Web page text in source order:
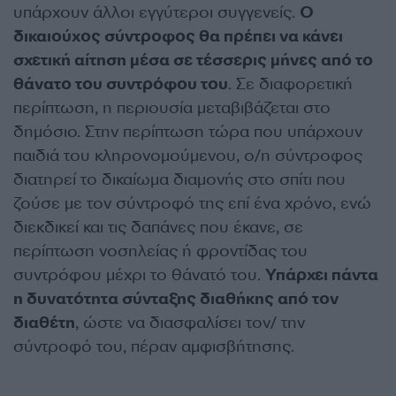
υπάρχουν άλλοι εγγύτεροι συγγενείς. Ο
δικαιούχος σύντροφος θα πρέπει να κάνει
σχετική αίτηση μέσα σε τέσσερις μήνες από το
θάνατο του συντρόφου του. Σε διαφορετική
περίπτωση, η περιουσία μεταβιβάζεται στο
δημόσιο. Στην περίπτωση τώρα που υπάρχουν
παιδιά του κληρονομούμενου, ο/η σύντροφος
διατηρεί το δικαίωμα διαμονής στο σπίτι που
ζούσε με τον σύντροφό της επί ένα χρόνο, ενώ
διεκδικεί και τις δαπάνες που έκανε, σε
περίπτωση νοσηλείας ή φροντίδας του
συντρόφου μέχρι το θάνατό του. Υπάρχει πάντα
η δυνατότητα σύνταξης διαθήκης από τον
διαθέτη, ώστε να διασφαλίσει τον/ την
σύντροφό του, πέραν αμφισβήτησης.